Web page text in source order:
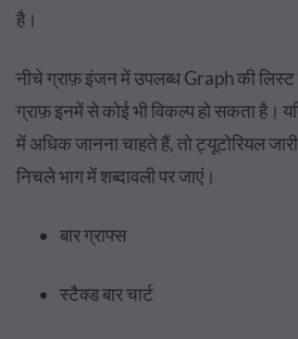
है।
नीचे ग्राफ़ इंजन में उपलब्ध Graph की
ग्राफ़ इनमें से कोई भी विकल्प हो सकता है।
में अधिक जानना चाहते हैं, तो ट्यूटोरियल
निचले भाग में शब्दावली पर जाएं।
बार ग्राफ्स
स्टैक्ड बार चार्ट